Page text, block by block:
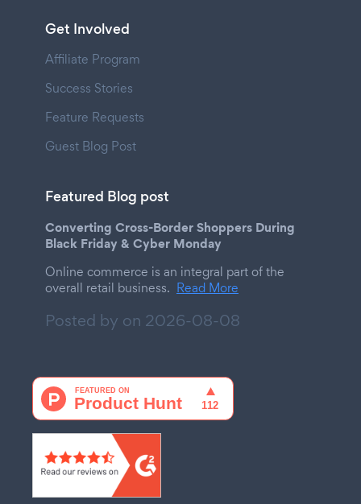
Get Involved
Affiliate Program
Success Stories
Feature Requests
Guest Blog Post
Featured Blog post
Converting Cross-Border Shoppers During
Black Friday & Cyber Monday
Online commerce is an integral part of the
overall retail business. Read More
Posted by on 2026-08-08